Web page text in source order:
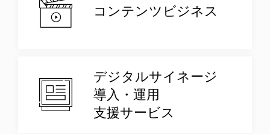
コンテンツビジネス
デジタルサイネージ
導入・運用
支援サービス